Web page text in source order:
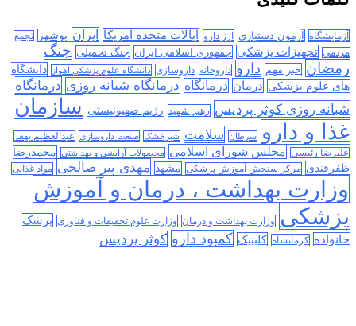
آزمایشگاه آزمون دستیاری ارز دارو ایالات متحده امریکا ایران بوشهر
تجمع
مردمی تجهیزات پزشکی جمهوری اسلامی ایران جنگ تحمیلی جنگ
رمضان خبر مهم دارو داروخانه داروسازی دانشگاه علوم پزشکی اهواز
دانشگاه
های علوم پزشکی درمان درمانگاه درمانگاه شبانه روزی درمانگاه
شبانه روزی کوثر پردیس رهبر شهید رژیم صهیونیستی سازمان
غذا و دارو
سرطان سلامت شیرخشک صنعت داروسازی عبدالعظیم بهفر
علیرضا رئیسی مجلس شورای اسلامی محصولات آرایشی و بهداشتی محمدرضا
ظفرقندی مرکز سنجش آموزش پزشکی مشهد مهدی پیر صالحی مواد غذایی
وزارت بهداشت ، درمان و آموزش
پزشکی وزارت بهداشت و درمان وزارت علوم تحقیقات و فناوری پزشک
خانواده کرمانشاه کلینیک کمبود دارو کوثر پردیس